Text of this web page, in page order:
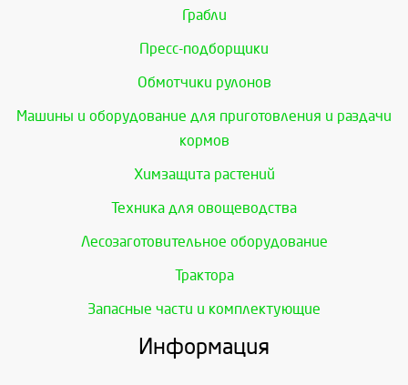
Грабли
Пресс-подборщики
Обмотчики рулонов
Машины и оборудование для приготовления и раздачи
кормов
Химзащита растений
Техника для овощеводства
Лесозаготовительное оборудование
Трактора
Запасные части и комплектующие
Информация